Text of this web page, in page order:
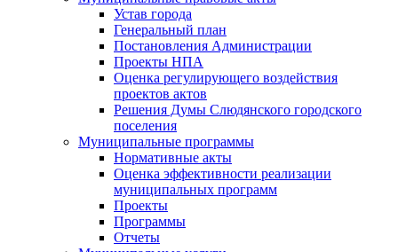
Устав города
Генеральный план
Постановления Администрации
Проекты НПА
Оценка регулирующего воздействия
проектов актов
Решения Думы Слюдянского городского
поселения
Муниципальные программы
Нормативные акты
Оценка эффективности реализации
муниципальных программ
Проекты
Программы
Отчеты